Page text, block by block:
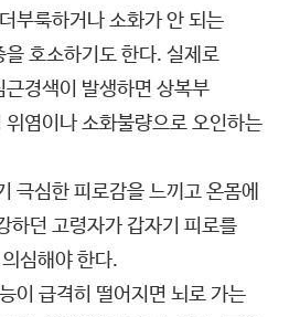
부룩하거나 소화가 안 되는
호소하기도 한다. 실제로
경색이 발생하면 상복부
염이나 소화불량으로 오인하는
극심한 피로감을 느끼고 온몸에
하던 고령자가 갑자기 피로를
심해야 한다.
이 급격히 떨어지면 뇌로 가는